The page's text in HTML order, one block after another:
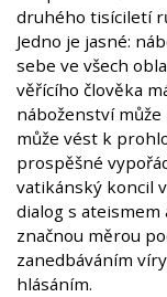
druhého tisíciletí
Jedno je jasné:
sebe ve všech
věřícího člověka
náboženství
může vést k
prospěšné
vatikánský koncil
dialog s ateismem
značnou měrou
zanedbáváním
hlásáním.